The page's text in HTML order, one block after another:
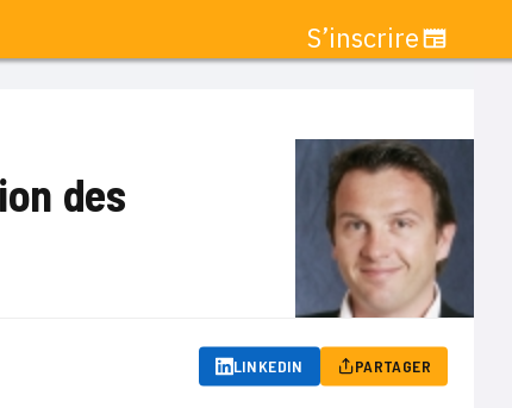
S’inscrire
des
LINKEDIN PARTAGER